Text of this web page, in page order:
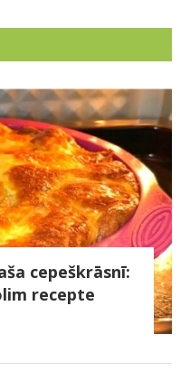
cepeškrāsnī:
recepte